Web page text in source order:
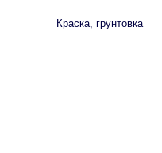
Краска, грунтовка